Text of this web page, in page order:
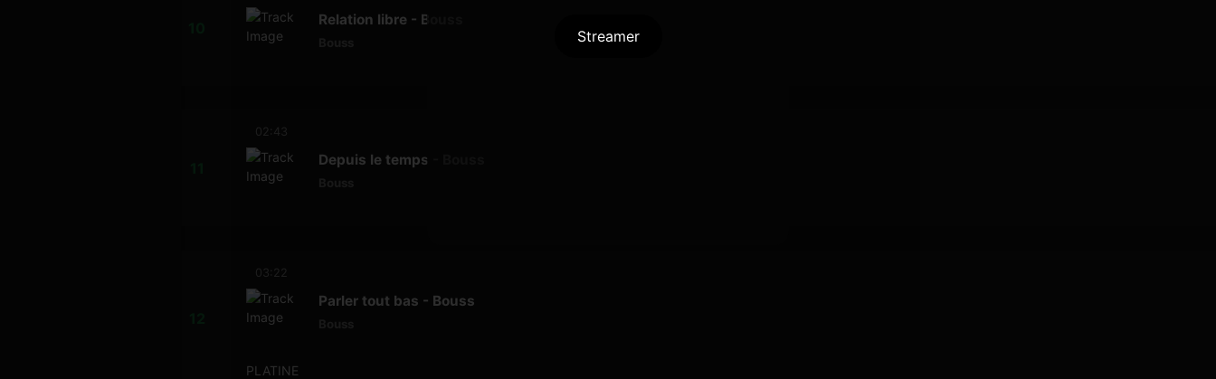
Relation libre - Bouss
02:43
Depuis le temps - Bouss
03:22
Parler tout bas - Bouss
PLATINE
Streamer